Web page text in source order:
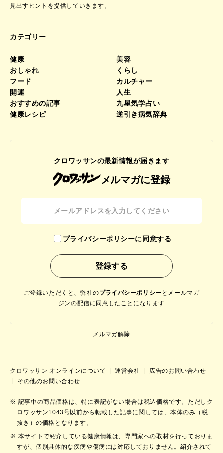
見出すヒントを提供していきます。
カテゴリー
健康
美容
おしゃれ
くらし
フード
カルチャー
開運
人生
おすすめの記事
九星気学占い
健康レシピ
逆引き病気辞典
クロワッサンの最新情報が届きます
メルマガに登録
プライバシーポリシーに同意する
ご登録いただくと、弊社のプライバシーポリシー と メールマガ
ジンの配信に同意したことになります
メルマガ解除
クロワッサン オンラインについて 運営会社
広告のお問い合わせ
その他のお問い合わせ
記事中の商品価格は、特に表記がない場合は税込価格です。ただしク
ロワッサン1043号以前から転載した記事に関しては、本体のみ（税
抜き）の価格となります。
本サイトで紹介している健康情報は、専門家への取材を行っておりま
すが、個別具体的な疾病や傷病には対応しておりません。紹介されて